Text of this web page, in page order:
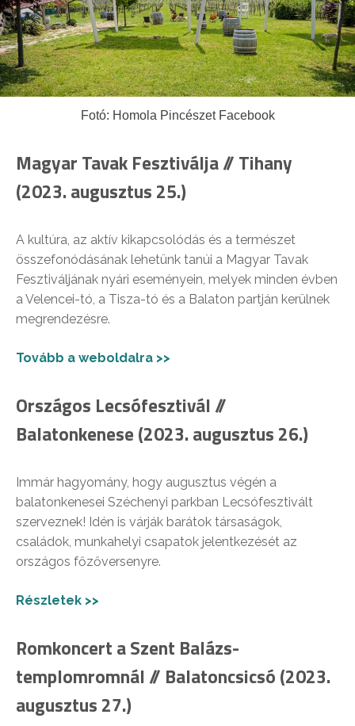
Fotó: Homola Pincészet Facebook
Magyar Tavak Fesztiválja // Tihany
(2023. augusztus 25.)
A kultúra, az aktív kikapcsolódás és a természet
összefonódásának lehetünk tanúi a Magyar Tavak
Fesztiváljának nyári eseményein, melyek minden évben
a Velencei-tó, a Tisza-tó és a Balaton partján kerülnek
megrendezésre.
Tovább a weboldalra >>
Országos Lecsófesztivál //
Balatonkenese (2023. augusztus 26.)
Immár hagyomány, hogy augusztus végén a
balatonkenesei Széchenyi parkban Lecsófesztivált
szerveznek! Idén is várják barátok társaságok,
családok, munkahelyi csapatok jelentkezését az
országos főzőversenyre.
Részletek >>
Romkoncert a Szent Balázs-
templomromnál // Balatoncsicsó (2023.
augusztus 27.)